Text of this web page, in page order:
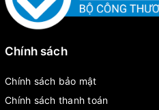
Chính sách
Chính sách bảo mật
Chính sách thanh toán